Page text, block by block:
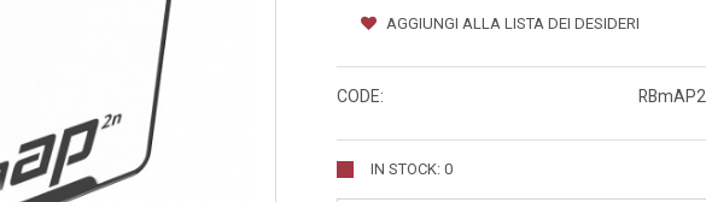
AGGIUNGI ALLA LISTA DEI DESIDERI
CODE:
IN STOCK: 0